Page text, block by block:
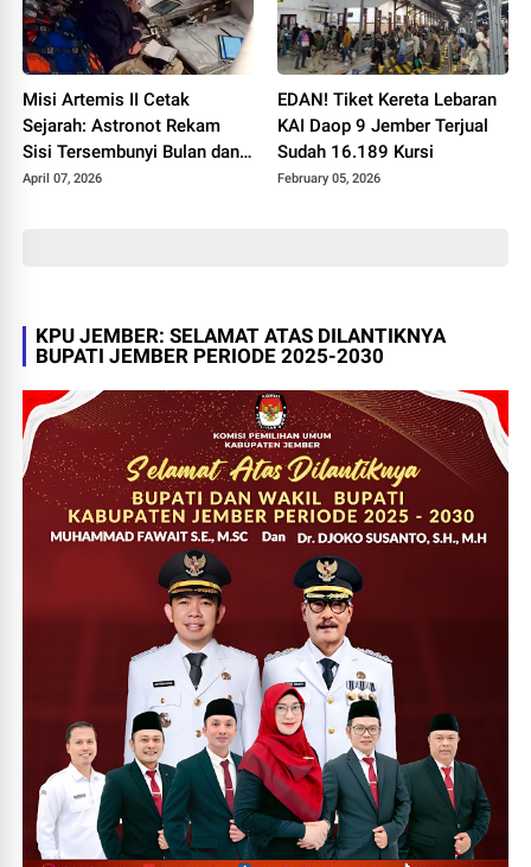
Misi Artemis II Cetak
Sejarah: Astronot Rekam
Sisi Tersembunyi Bulan dan
Pecahkan Rekor Jarak
April 07, 2026
EDAN! Tiket Kereta Lebaran
KAI Daop 9 Jember Terjual
Sudah 16.189 Kursi
February 05, 2026
KPU JEMBER: SELAMAT ATAS DILANTIKNYA
BUPATI JEMBER PERIODE 2025-2030